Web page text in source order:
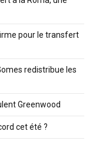
pour le transfert
redistribue les
Greenwood
cet été ?